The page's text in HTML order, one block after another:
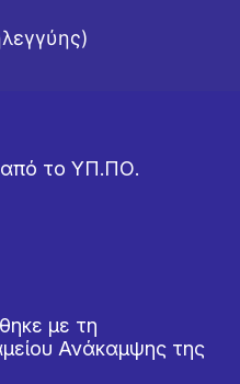
από το ΥΠ.ΠΟ.
με τη
Ανάκαμψης της